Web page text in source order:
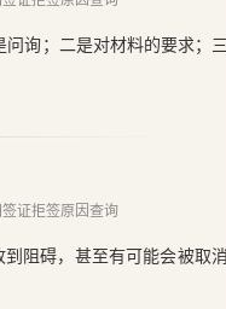
询；二是对材料的要求；三
证拒签原因查询
阻碍，甚至有可能会被取消